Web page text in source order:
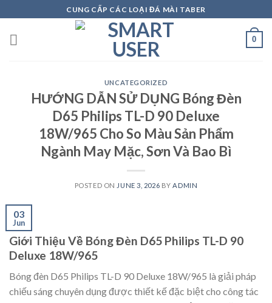
to
content
CUNG CẤP CÁC LOẠI ĐÁ MÀI TABER
0
UNCATEGORIZED
HƯỚNG DẪN SỬ DỤNG Bóng Đèn
D65 Philips TL-D 90 Deluxe
18W/965 Cho So Màu Sản Phẩm
Ngành May Mặc, Sơn Và Bao Bì
POSTED ON JUNE 3, 2026 BY ADMIN
03
Jun
Giới Thiệu Về Bóng Đèn D65 Philips TL-D 90
Deluxe 18W/965
Bóng đèn D65 Philips TL-D 90 Deluxe 18W/965 là giải pháp
chiếu sáng chuyên dụng được thiết kế đặc biệt cho công tác